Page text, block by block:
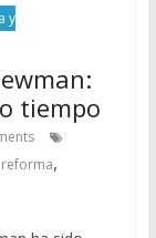
y
tiempo
reforma,